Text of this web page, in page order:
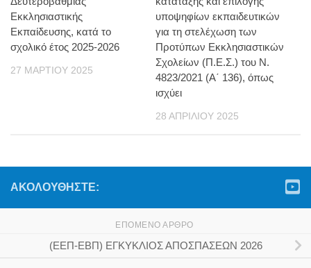
Εκκλησιαστικής
Εκπαίδευσης, κατά το
σχολικό έτος 2025-2026
27 ΜΑΡΤΊΟΥ 2025
υποψηφίων εκπαιδευτικών
για τη στελέχωση των
Προτύπων Εκκλησιαστικών
Σχολείων (Π.Ε.Σ.) του Ν.
4823/2021 (Α΄ 136), όπως
ισχύει
28 ΑΠΡΙΛΊΟΥ 2025
ΑΚΟΛΟΥΘΉΣΤΕ:
ΕΠΌΜΕΝΟ ΆΡΘΡΟ
(ΕΕΠ-ΕΒΠ) ΕΓΚΥΚΛΙΟΣ ΑΠΟΣΠΑΣΕΩΝ 2026